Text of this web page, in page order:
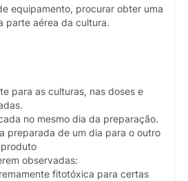
equipamento, procurar obter uma
parte aérea da cultura.
para as culturas, nas doses e
no mesmo dia da preparação.
preparada de um dia para o outro
observadas:
fitotóxica para certas